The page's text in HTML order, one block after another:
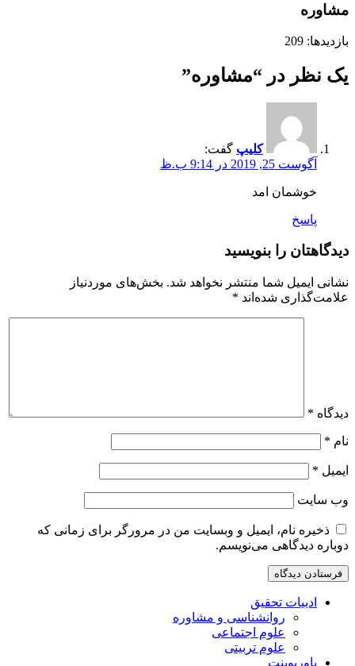
مشاوره
بازدیدها: 209
یک نظر در “مشاوره”
کلیپ گفت:
آگوست 25, 2019 در 9:14 ب.ظ
خوشمان امد
پاسخ
دیدگاهتان را بنویسید
نشانی ایمیل شما منتشر نخواهد شد. بخش‌های موردنیاز
علامت‌گذاری شده‌اند *
دیدگاه *
نام *
ایمیل *
وب‌ سایت
ذخیره نام، ایمیل و وبسایت من در مرورگر برای زمانی که
دوباره دیدگاهی می‌نویسم.
ادبیات تحقیق
روانشناسی و مشاوره
علوم اجتماعی
علوم تربیتی
پاورپوینت